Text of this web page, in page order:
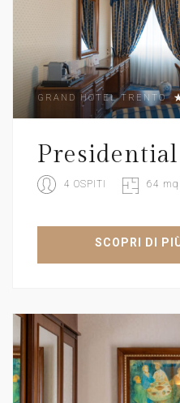
GRAND HOTEL TRENTO
4 OSPITI 64 mq